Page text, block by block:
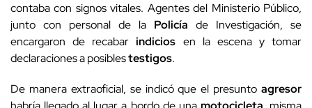
contaba con signos vitales. Agentes del Ministerio Público,
junto con personal de la Policía de Investigación, se
encargaron de recabarindicios en la escena y tomar
declaraciones a posiblestestigos.
De manera extraoficial, se indicó que el presunto agresor